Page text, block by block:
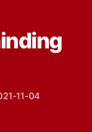
11-04